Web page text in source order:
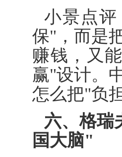
小景点
保"，而是
赚钱，又
赢"设计。
怎么把"负
六、格瑞
国大脑"